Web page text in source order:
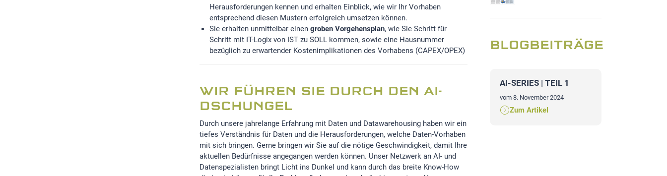
Herausforderungen kennen und erhalten Einblick, wie wir Ihr Vorhaben
entsprechend diesen Mustern erfolgreich umsetzen können.
Sie erhalten unmittelbar einen groben Vorgehensplan, wie Sie Schritt für
Schritt mit IT-Logix von IST zu SOLL kommen, sowie eine Hausnummer
bezüglich zu erwartender Kostenimplikationen des Vorhabens (CAPEX/OPEX)
WIR FÜHREN SIE DURCH DEN AI-
DSCHUNGEL
Durch unsere jahrelange Erfahrung mit Daten und Datawarehousing haben wir ein
tiefes Verständnis für Daten und die Herausforderungen, welche Daten-Vorhaben
mit sich bringen. Gerne bringen wir Sie auf die nötige Geschwindigkeit, damit Ihre
aktuellen Bedürfnisse angegangen werden können. Unser Netzwerk an AI- und
Datenspezialisten bringt Licht ins Dunkel und kann durch das breite Know-How
BLOGBEITRÄGE
vom 8. November 2024
AI-SERIES | TEIL 2
vom 8. November 2024
Zum Artikel